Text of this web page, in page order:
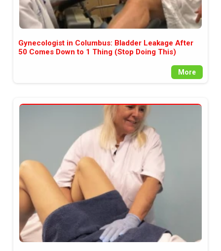
Gynecologist in Columbus: Bladder Leakage After
50 Comes Down to 1 Thing (Stop Doing This)
More